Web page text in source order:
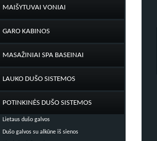
MAIŠYTUVAI VONIAI
GARO KABINOS
MASAŽINIAI SPA BASEINAI
LAUKO DUŠO SISTEMOS
POTINKINĖS DUŠO SISTEMOS
Lietaus dušo galvos
Dušo galvos su alkūne iš sienos